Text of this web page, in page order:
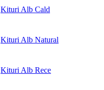
Kituri Alb Cald
Kituri Alb Natural
Kituri Alb Rece